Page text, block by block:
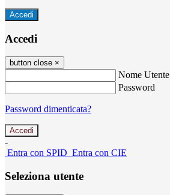
Accedi
Accedi
button close ×
Nome Utente
Password
Password dimenticata?
-
Entra con SPID Entra con CIE
Seleziona utente